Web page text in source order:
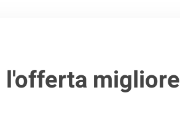
l'offerta migliore